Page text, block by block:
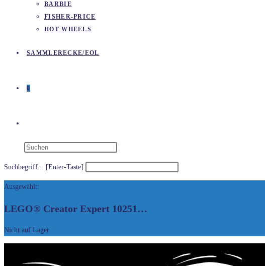
BARBIE
FISHER-PRICE
HOT WHEELS
SAMMLERECKE/EOL
0
Suchbegriff... [Enter-Taste]
Ausgewählt:
LEGO® Creator Expert 10251…
Nicht auf Lager